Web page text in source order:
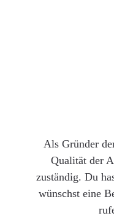
Als Gründer
Qualität der
zuständig. Du
wünschst eine